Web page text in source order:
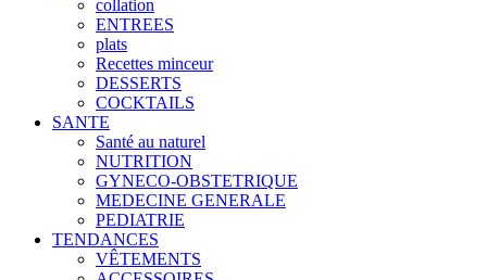
collation
ENTREES
plats
Recettes minceur
DESSERTS
COCKTAILS
SANTE
Santé au naturel
NUTRITION
GYNECO-OBSTETRIQUE
MEDECINE GENERALE
PEDIATRIE
TENDANCES
VÊTEMENTS